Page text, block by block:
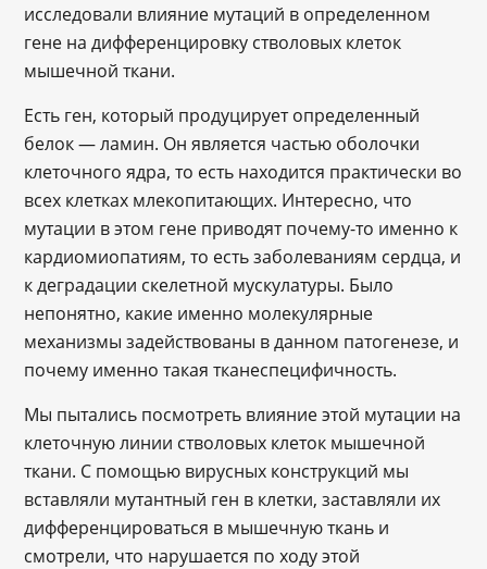
исследовали влияние мутаций в определенном
гене на дифференцировку стволовых клеток
мышечной ткани.
Есть ген, который продуцирует определенный
белок ― ламин. Он является частью оболочки
клеточного ядра, то есть находится практически во
всех клетках млекопитающих. Интересно, что
мутации в этом гене приводят почему-то именно к
кардиомиопатиям, то есть заболеваниям сердца, и
к деградации скелетной мускулатуры. Было
непонятно, какие именно молекулярные
механизмы задействованы в данном патогенезе, и
почему именно такая тканеспецифичность.
Мы пытались посмотреть влияние этой мутации на
клеточную линии стволовых клеток мышечной
ткани. С помощью вирусных конструкций мы
вставляли мутантный ген в клетки, заставляли их
дифференцироваться в мышечную ткань и
смотрели, что нарушается по ходу этой